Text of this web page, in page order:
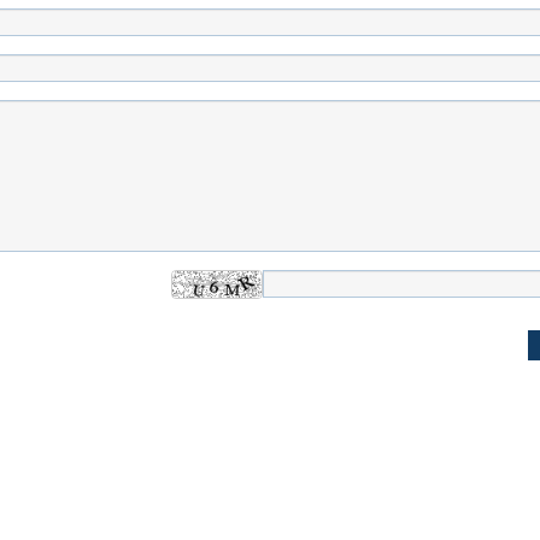
حجازی درباره
ببینید| انیمیشن لگویی حمله به کویت با
جنگنده اف-۵
ببینید| نظر
گوگوش خبرساز